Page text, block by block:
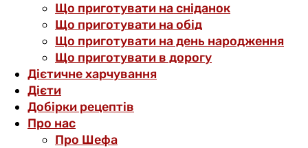
Що приготувати на сніданок
Що приготувати на обід
Що приготувати на день народження
Що приготувати в дорогу
Дієтичне харчування
Дієти
Добірки рецептів
Про нас
Про Шефа